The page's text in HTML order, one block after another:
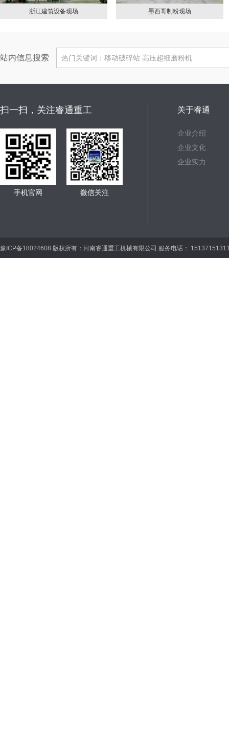
浙江建筑设备现场 墨西哥制粉现场
站内信息搜索
扫一扫，关注睿通重工
手机官网 微信关注
关于睿通
企业介绍
企业文化
企业实力
豫ICP备18024608 版权所有：河南睿通重工机械有限公司 服务电话：